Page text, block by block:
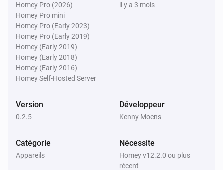
Homey Pro (2026)
Homey Pro mini
Homey Pro (Early 2023)
Homey Pro (Early 2019)
Homey (Early 2019)
Homey (Early 2018)
Homey (Early 2016)
Homey Self-Hosted Server
il y a 3 mois
Version
0.2.5
Développeur
Kenny Moens
Catégorie
Appareils
Nécessite
Homey v12.2.0 ou plus
récent